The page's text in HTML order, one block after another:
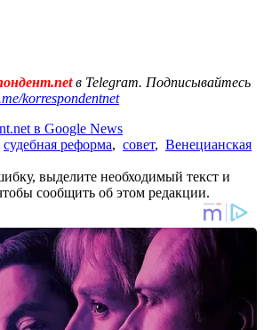
в Telegram. Подписывайтесь
korrespondentnet
в Google News
судебная реформа, совет, Венецианская
выделите необходимый текст и
сообщить об этом редакции.